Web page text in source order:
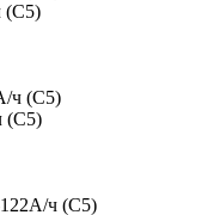
(С5)
(С5)